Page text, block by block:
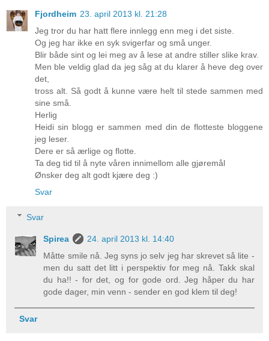
Fjordheim 23. april 2013 kl. 21:28
Jeg tror du har hatt flere innlegg enn meg i det siste.
Og jeg har ikke en syk svigerfar og små unger.
Blir både sint og lei meg av å lese at andre stiller slike krav.
Men ble veldig glad da jeg såg at du klarer å heve deg over
det,
tross alt. Så godt å kunne være helt til stede sammen med
sine små.
Herlig
Heidi sin blogg er sammen med din de flotteste bloggene
jeg leser.
Dere er så ærlige og flotte.
Ta deg tid til å nyte våren innimellom alle gjøremål
Ønsker deg alt godt kjære deg :)
Svar
Svar
Spirea
24. april 2013 kl. 14:40
Måtte smile nå. Jeg syns jo selv jeg har skrevet så lite -
men du satt det litt i perspektiv for meg nå. Takk skal
du ha!! - for det, og for gode ord. Jeg håper du har
gode dager, min venn - sender en god klem til deg!
Svar